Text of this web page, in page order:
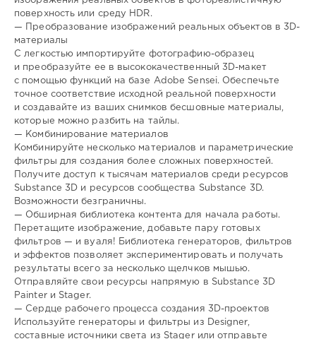
поверхность или среду HDR.
— Преобразование изображений реальных объектов в 3D-
материалы
С легкостью импортируйте фотографию-образец
и преобразуйте ее в высококачественный 3D-макет
с помощью функций на базе Adobe Sensei. Обеспечьте
точное соответствие исходной реальной поверхности
и создавайте из ваших снимков бесшовные материалы,
которые можно разбить на тайлы.
— Комбинирование материалов
Комбинируйте несколько материалов и параметрические
фильтры для создания более сложных поверхностей.
Получите доступ к тысячам материалов среди ресурсов
Substance 3D и ресурсов сообщества Substance 3D.
Возможности безграничны.
— Обширная библиотека контента для начала работы.
Перетащите изображение, добавьте пару готовых
фильтров — и вуаля! Библиотека генераторов, фильтров
и эффектов позволяет экспериментировать и получать
результаты всего за несколько щелчков мышью.
Отправляйте свои ресурсы напрямую в Substance 3D
Painter и Stager.
— Сердце рабочего процесса создания 3D-проектов
Используйте генераторы и фильтры из Designer,
составные источники света из Stager или отправьте